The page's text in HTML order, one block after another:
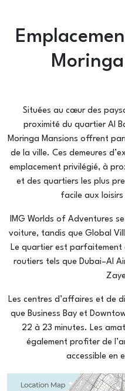
Situées au cœur des
proximité du quartier Al
Moringa Mansions offrent
de la ville. Ces demeures
emplacement privilégié, à
et des quartiers les plus
facile aux
IMG Worlds of Adventures
voiture, tandis que Global
Le quartier est parfaitement
routiers tels que Dubai–Al
Les centres d’affaires et de
que Business Bay et
22 à 23 minutes. Les
également profiter de
accessible en